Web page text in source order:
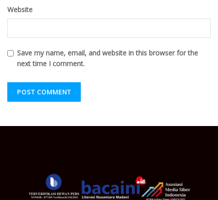
Website
Save my name, email, and website in this browser for the
next time I comment.